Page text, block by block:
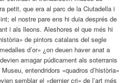
petit, que era al parc de la Ciutadella i
el nostre pare ens hi duia després de
i als lleons. Aleshores el que més hi
de pintors catalans del segle
d’or» ¿on deuen haver anat a
amagar púdicament als soterranis
entendridors «quadros d’història»
semblar el «dernier cri» de l’art més